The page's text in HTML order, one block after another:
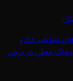
خوزستان از کاهش 6 تا 8 درجه‌ای دما خبر داد و
محلی در برخی